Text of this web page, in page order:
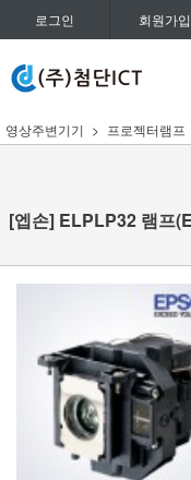
로그인 회원가입
영상주변기기 프로젝터램프
[엡손] ELPLP32 램프